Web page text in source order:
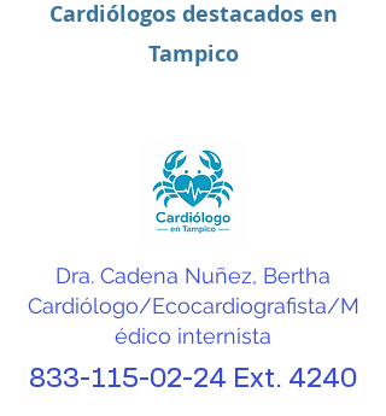
diversas alteraciones
cardiovasculares.
El ecocardiograma es un
estudio fundamental para
la valoración de
padecimientos como
hipertensión arterial,
insuficiencia cardíaca,
soplos cardíacos,
Cardiólogos destacados en
Tampico
Dra. Cadena Nuñez, Bertha
Cardiólogo/Ecocardiografista/M
édico internista
833-115-02-24 Ext. 4240